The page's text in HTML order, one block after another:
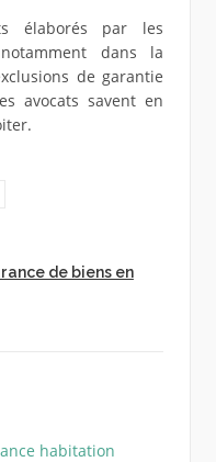
élaborés par les
dans la
de garantie
avocats savent en
de biens en
habitation